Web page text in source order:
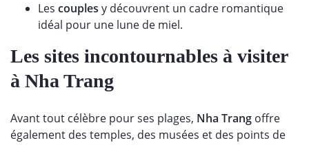
Les couples y découvrent un cadre romantique
idéal pour une lune de miel.
Les sites incontournables à visiter
à Nha Trang
Avant tout célèbre pour ses plages, Nha Trang offre
également des temples, des musées et des points de